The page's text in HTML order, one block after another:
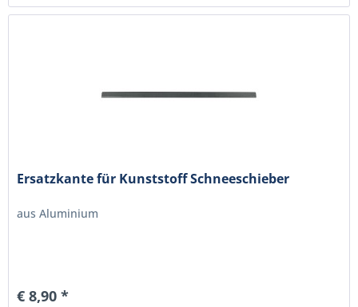
Ersatzkante für Kunststoff Schneeschieber
aus Aluminium
€ 8,90 *